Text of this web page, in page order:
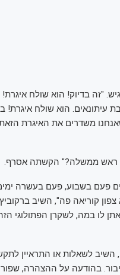
"זה בדיוק! הוא שולח
עיתונאים. הוא שולח איגרת!
משדרים את האיגרת
ראש ממשלה?" הקשתה אסרף.
פעם בשבוע, פעם בעשרה
קוריאה פה", השיב
לו במה, לשקרן הפתולוגי
לשאלות או התראיין
בהודעה על ההצהרה,